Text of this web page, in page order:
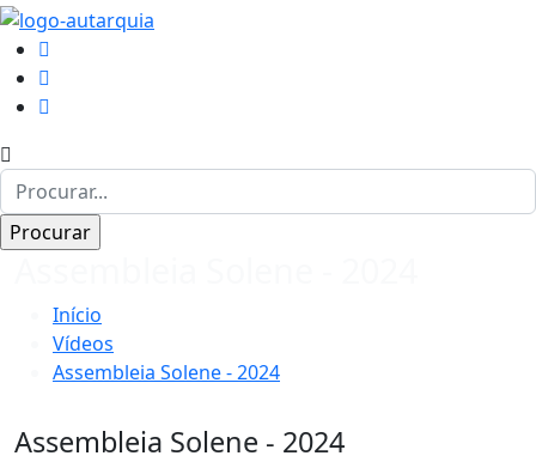
Início
Vídeos
Assembleia Solene - 2024
Assembleia Solene - 2024